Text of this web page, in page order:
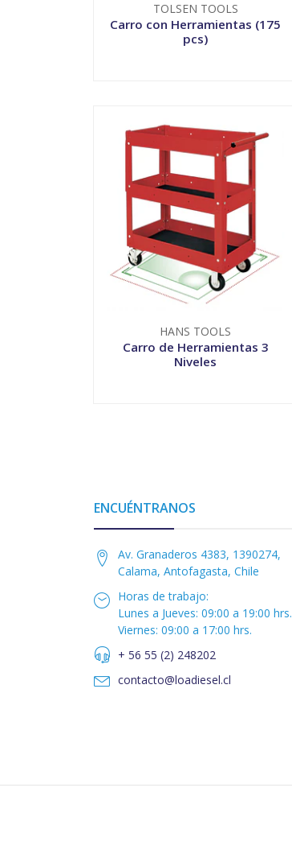
TOLSEN TOOLS
Carro con Herramientas (175
pcs)
HANS TOOLS
Carro de Herramientas 3
Niveles
ENCUÉNTRANOS
Av. Granaderos 4383, 1390274,
Calama, Antofagasta, Chile
Horas de trabajo:
Lunes a Jueves: 09:00 a 19:00 hrs.
Viernes: 09:00 a 17:00 hrs.
+ 56 55 (2) 248202
contacto@loadiesel.cl